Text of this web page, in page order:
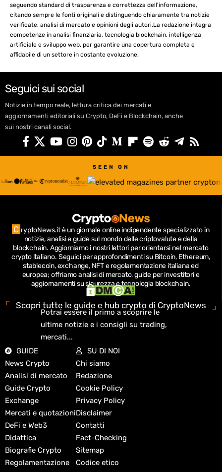
seguendo standard di trasparenza e correttezza dell'informazione,
citando sempre le fonti originali e distinguendo chiaramente tra notizie
verificate, analisi di mercato e opinioni degli autori.La redazione integra
competenze in analisi finanziaria, tecnologia blockchain, intelligenza
artificiale e sviluppo web, per garantire una copertura completa e
affidabile di un settore in costante evoluzione.
Seguici sui social
Notizie in tempo reale, lettura critica dei mercati e
aggiornamenti editoriali su Crypto, DeFi e Blockchain, anche
sui nostri canali social.
SEEN ON
C ryptoNews.it è un giornale online indipendente specializzato in
notizie, analisi e guide sul mondo delle criptovalute e della
blockchain. Aggiorniamo i nostri lettori per orientarsi nel mercato
crypto italiano. Seguici per approfondimenti su Bitcoin, Ethereum,
stablecoin, exchange, NFT e regolamentazione italiana ed
europea; offriamo analisi di mercato, guide per investitori e
aggiornamenti su sicurezza e tecnologia blockchain.
Scopri tutte le guide e hub crypto di CryptoNews
Potrai essere il primo a scoprire le
ultime notizie e i consigli su trading,
mercati...
GUIDE
News Crypto
Analisi di mercato
Guide Crypto
Exchange
Mercati e quotazioni
DeFi e Web3
Didattica
Biografie Crypto
Regolamentazione
SU DI NOI
Chi siamo
Redazione
Cookie Policy
Privacy Policy
Disclaimer
Contatti
Fact-Checking
Sitemap
Codice etico